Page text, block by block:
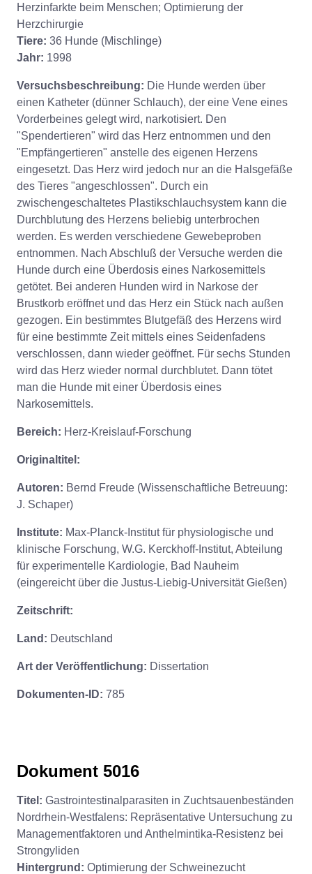
Herzinfarkte beim Menschen; Optimierung der
Herzchirurgie
Tiere: 36 Hunde (Mischlinge)
Jahr: 1998
Versuchsbeschreibung: Die Hunde werden über
einen Katheter (dünner Schlauch), der eine Vene eines
Vorderbeines gelegt wird, narkotisiert. Den
"Spendertieren" wird das Herz entnommen und den
"Empfängertieren" anstelle des eigenen Herzens
eingesetzt. Das Herz wird jedoch nur an die Halsgefäße
des Tieres "angeschlossen". Durch ein
zwischengeschaltetes Plastikschlauchsystem kann die
Durchblutung des Herzens beliebig unterbrochen
werden. Es werden verschiedene Gewebeproben
entnommen. Nach Abschluß der Versuche werden die
Hunde durch eine Überdosis eines Narkosemittels
getötet. Bei anderen Hunden wird in Narkose der
Brustkorb eröffnet und das Herz ein Stück nach außen
gezogen. Ein bestimmtes Blutgefäß des Herzens wird
für eine bestimmte Zeit mittels eines Seidenfadens
verschlossen, dann wieder geöffnet. Für sechs Stunden
wird das Herz wieder normal durchblutet. Dann tötet
man die Hunde mit einer Überdosis eines
Narkosemittels.
Bereich: Herz-Kreislauf-Forschung
Originaltitel:
Autoren: Bernd Freude (Wissenschaftliche Betreuung:
J. Schaper)
Institute: Max-Planck-Institut für physiologische und
klinische Forschung, W.G. Kerckhoff-Institut, Abteilung
für experimentelle Kardiologie, Bad Nauheim
(eingereicht über die Justus-Liebig-Universität Gießen)
Zeitschrift:
Land: Deutschland
Art der Veröffentlichung: Dissertation
Dokumenten-ID: 785
Dokument 5016
Titel: Gastrointestinalparasiten in Zuchtsauenbeständen
Nordrhein-Westfalens: Repräsentative Untersuchung zu
Managementfaktoren und Anthelmintika-Resistenz bei
Strongyliden
Hintergrund: Optimierung der Schweinezucht